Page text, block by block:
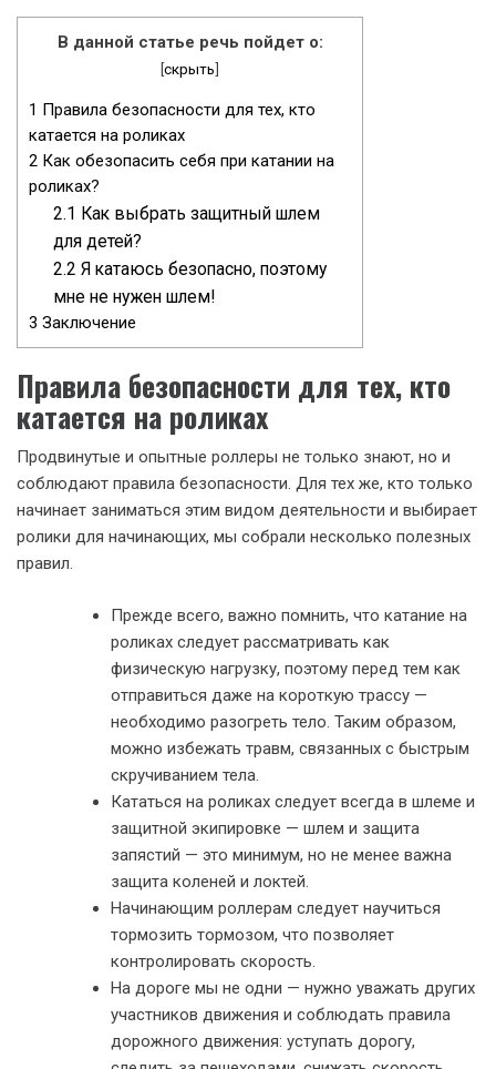
В данной статье речь пойдет о:
[скрыть]
1 Правила безопасности для тех, кто
катается на роликах
2 Как обезопасить себя при катании на
роликах?
2.1 Как выбрать защитный шлем
для детей?
2.2 Я катаюсь безопасно, поэтому
мне не нужен шлем!
3 Заключение
Правила безопасности для тех, кто
катается на роликах
Продвинутые и опытные роллеры не только знают, но и
соблюдают правила безопасности. Для тех же, кто только
начинает заниматься этим видом деятельности и выбирает
ролики для начинающих, мы собрали несколько полезных
правил.
Прежде всего, важно помнить, что катание на
роликах следует рассматривать как
физическую нагрузку, поэтому перед тем как
отправиться даже на короткую трассу —
необходимо разогреть тело. Таким образом,
можно избежать травм, связанных с быстрым
скручиванием тела.
Кататься на роликах следует всегда в шлеме и
защитной экипировке — шлем и защита
запястий — это минимум, но не менее важна
защита коленей и локтей.
Начинающим роллерам следует научиться
тормозить тормозом, что позволяет
контролировать скорость.
На дороге мы не одни — нужно уважать других
участников движения и соблюдать правила
дорожного движения: уступать дорогу,